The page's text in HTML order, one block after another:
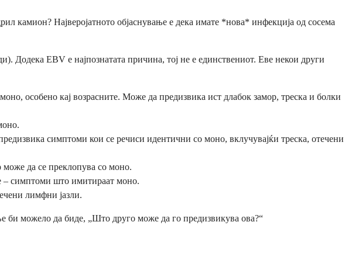
камион? Најверојатното објаснување е дека имате *нова* инфекција од сосема
Додека EBV е најпознатата причина, тој не е единствениот. Еве некои други
особено кај возрасните. Може да предизвика ист длабок замор, треска и болки
симптоми кои се речиси идентични со моно, вклучувајќи треска, отечени
да се преклопува со моно.
– симптоми што имитираат моно.
лимфни јазли.
би можело да биде, „Што друго може да го предизвикува ова?“